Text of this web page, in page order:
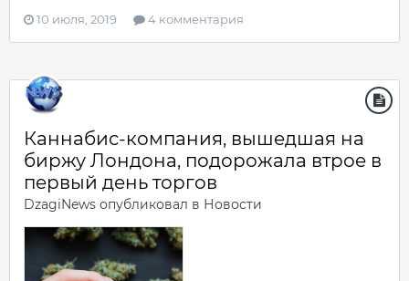
10 июля, 2019 4 комментария
Каннабис-компания, вышедшая на
биржу Лондона, подорожала втрое в
первый день торгов
DzagiNews опубликовал в Новости